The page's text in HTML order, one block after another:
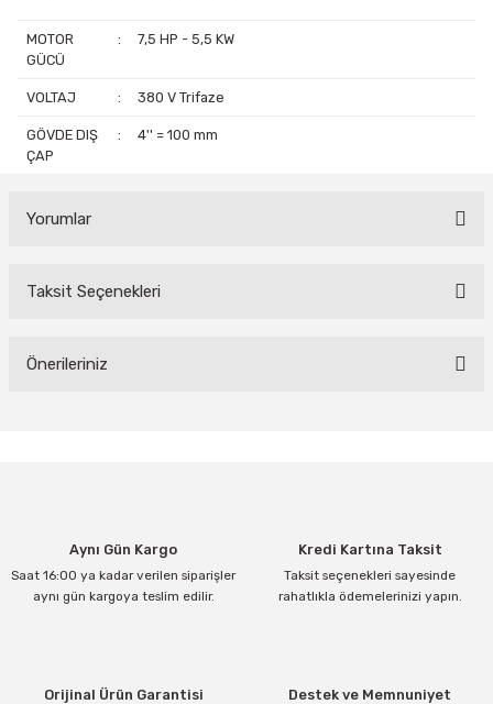
MOTOR
GÜCÜ
: 7,5 HP - 5,5 KW
VOLTAJ : 380 V Trifaze
GÖVDE DIŞ
ÇAP
: 4'' = 100 mm
Yorumlar
Bu ürüne ilk yorumu siz yapın!
Taksit Seçenekleri
Önerileriniz
Ürün açıklamasında eksik bilgiler bulunuyor.
Ürün bilgilerinde hatalar bulunuyor.
Aynı Gün Kargo
Saat 16:00 ya kadar verilen siparişler
aynı gün kargoya teslim edilir.
Kredi Kartına Taksit
Taksit seçenekleri sayesinde
rahatlıkla ödemelerinizi yapın.
Orijinal Ürün Garantisi Destek ve Memnuniyet